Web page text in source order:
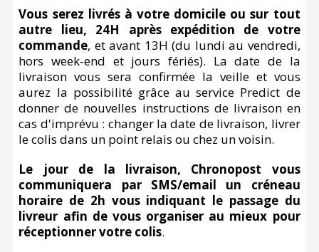
Vous serez livrés à votre domicile ou sur tout
autre lieu, 24H après expédition de votre
commande, et avant 13H (du lundi au vendredi,
hors week-end et jours fériés). La date de la
livraison vous sera confirmée la veille et vous
aurez la possibilité grâce au service Predict de
donner de nouvelles instructions de livraison en
cas d'imprévu : changer la date de livraison, livrer
le colis dans un point relais ou chez un voisin.
Le jour de la livraison, Chronopost vous
communiquera par SMS/email un créneau
horaire de 2h vous indiquant le passage du
livreur afin de vous organiser au mieux pour
réceptionner votre colis.